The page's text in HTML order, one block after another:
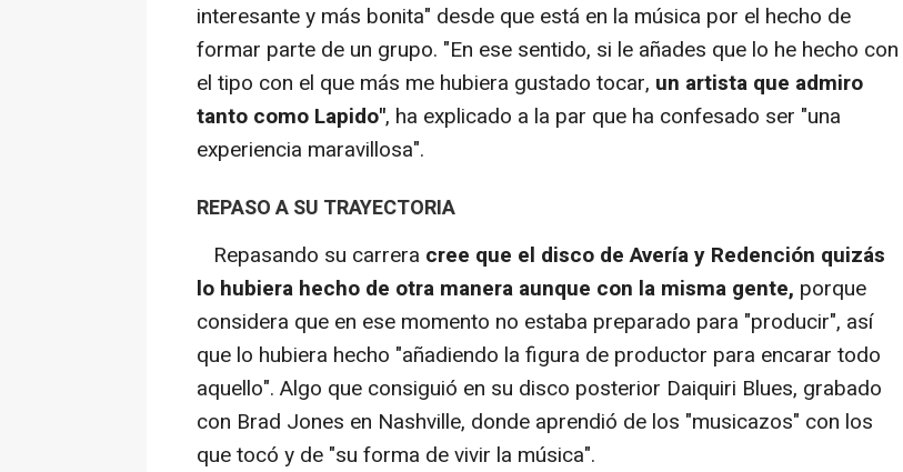
interesante y más bonita" desde que está en la música por el hecho de
formar parte de un grupo. "En ese sentido, si le añades que lo he hecho con
el tipo con el que más me hubiera gustado tocar, un artista que admiro
tanto como Lapido", ha explicado a la par que ha confesado ser "una
experiencia maravillosa".
REPASO A SU TRAYECTORIA
Repasando su carrera cree que el disco deAvería y Redención quizás
lo hubiera hecho de otra manera aunque con la misma gente, porque
considera que en ese momento no estaba preparado para "producir", así
que lo hubiera hecho "añadiendo la figura de productor para encarar todo
aquello". Algo que consiguió en su disco posterior Daiquiri Blues, grabado
con Brad Jones en Nashville, donde aprendió de los "musicazos" con los
que tocó y de "su forma de vivir la música".